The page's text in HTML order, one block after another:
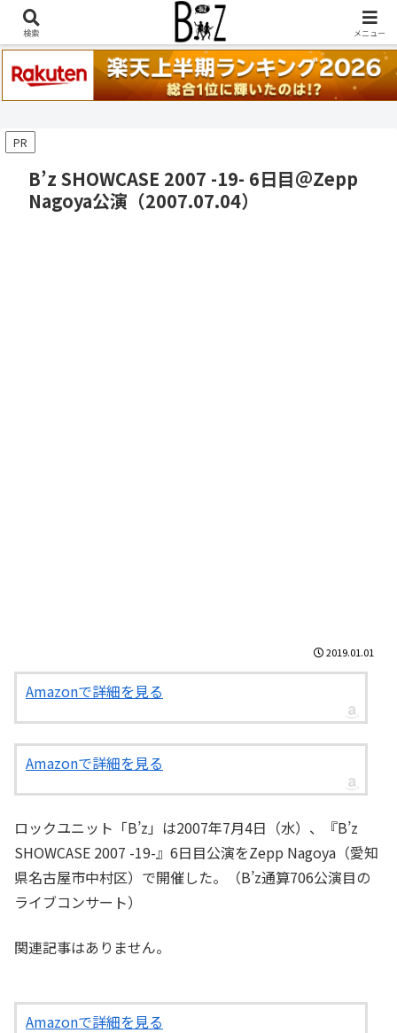
稲葉浩志『en-Zepp』『enⅣ』セトリ一覧はこちら
PR
B’z SHOWCASE 2007 -19- 6日目＠Zepp
Nagoya公演（2007.07.04）
2019.01.01
Amazonで詳細を見る
Amazonで詳細を見る
ロックユニット「B’z」は2007年7月4日（水）、『B’z
SHOWCASE 2007 -19-』6日目公演をZepp Nagoya（愛知
県名古屋市中村区）で開催した。（B’z通算706公演目の
ライブコンサート）
関連記事はありません。
Amazonで詳細を見る
検索 メニュー